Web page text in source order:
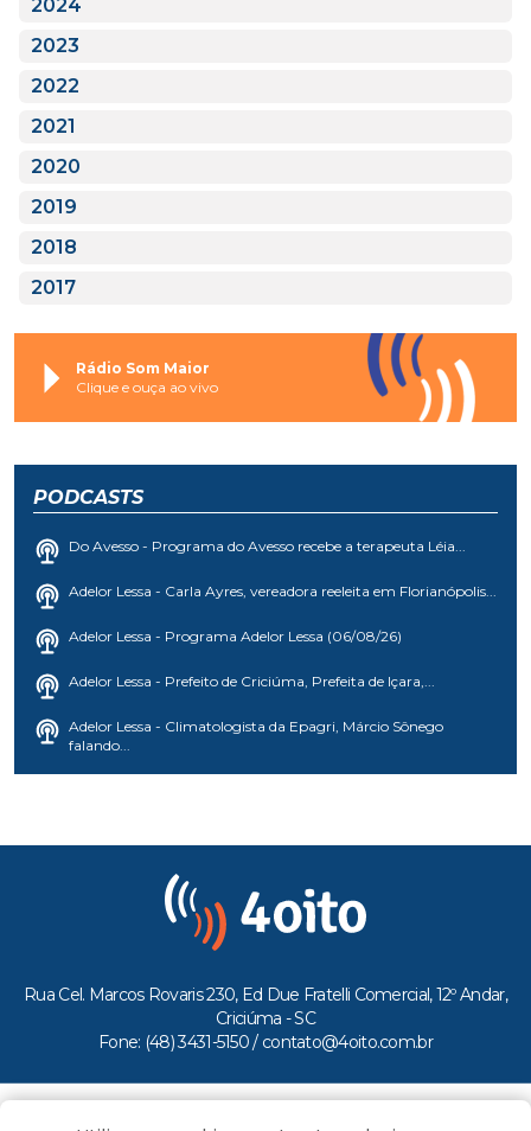
2024
2023
2022
2021
2020
2019
2018
2017
Rádio Som Maior
Clique e ouça ao vivo
PODCASTS
Do Avesso - Programa do Avesso recebe a terapeuta Léia...
Adelor Lessa - Carla Ayres, vereadora reeleita em Florianópolis...
Adelor Lessa - Programa Adelor Lessa (06/08/26)
Adelor Lessa - Prefeito de Criciúma, Prefeita de Içara,...
Adelor Lessa - Climatologista da Epagri, Márcio Sônego
falando...
Rua Cel. Marcos Rovaris 230, Ed Due Fratelli Comercial, 12º Andar,
Criciúma - SC
Fone: (48) 3431-5150 / contato@4oito.com.br